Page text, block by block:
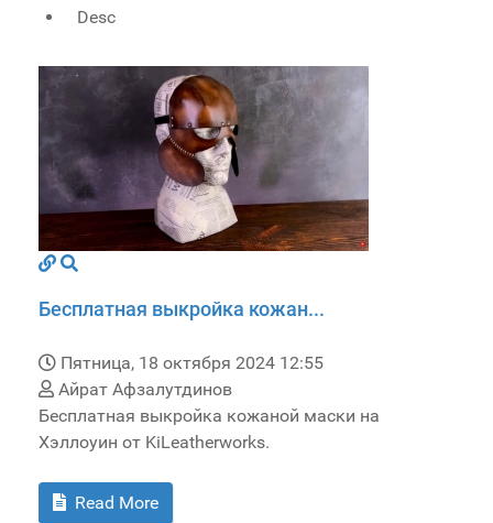
Desc
Бесплатная выкройка кожан...
Пятница, 18 октября 2024 12:55
Айрат Афзалутдинов
Бесплатная выкройка кожаной маски на
Хэллоуин от KiLeatherworks.
Read More